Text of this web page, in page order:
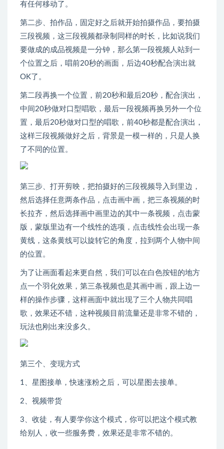
有任何移动了。
第二步、拍作品，固定好之后就开始拍摄作品，要拍摄
三段视频，这三段视频都录制同样的时长，比如说我们
要做成的成品视频是一分钟，那么第一段视频人站到一
个位置之后，唱前20秒的画面，后边40秒配合演出就
OK了。
第二段再换一个位置，前20秒和最后20秒，配合演出，
中间20秒做对口型唱歌，最后一段视频再换另外一个位
置，最后20秒做对口型的唱歌，前40秒都是配合演出，
这样三段视频做好之后，背景是一模一样的，只是人换
了不同的位置。
第三步、打开剪映，把拍摄好的三段视频导入到里边，
然后选择任意两条作品，点击画中画，把三条视频的时
长拉齐，然后选择画中画里边的其中一条视频，点击蒙
版，蒙版里边有一个线性的选项，点击线性会出现一条
黄线，这条黄线可以旋转它的角度，拉到两个人物中间
的位置。
为了让画面看起来更自然，我们可以在白色按钮的地方
点一个羽化效果，第三条视频也是其画中画，跟上边一
样的操作步骤，这样画面中就出现了三个人物共同唱
歌，效果还不错，这种视频目前流量还是非常不错的，
玩法也刚出来没多久。
第三个、变现方式
1、星图接单，快速涨粉之后，可以星图去接单。
2、视频带货
3、收徒，有人要学你这个模式，你可以把这个模式教
给别人，收一些服务费，效果还是非常不错的。